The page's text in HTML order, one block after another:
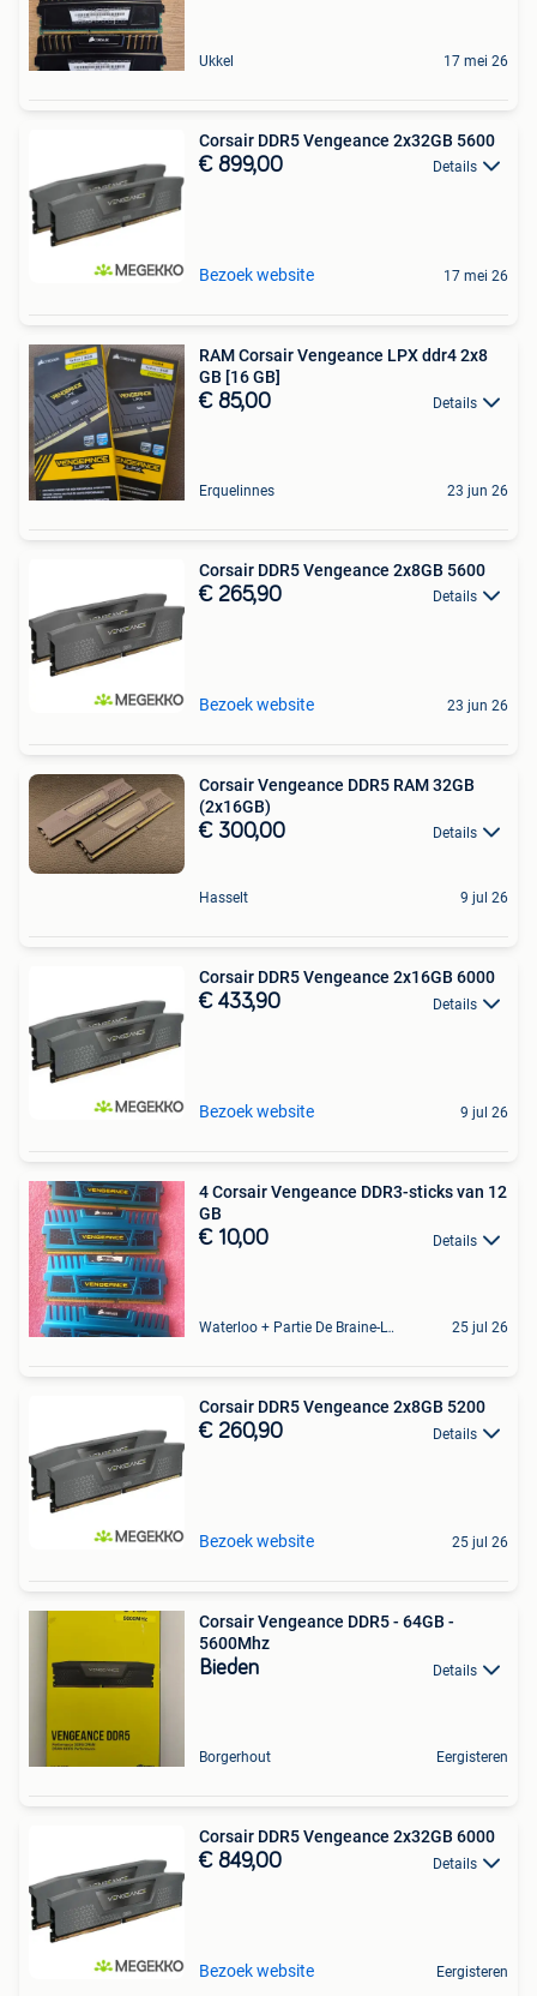
Ukkel 17 mei 26
Corsair DDR5 Vengeance 2x32GB 5600
€ 899,00 Details
Bezoek website 17 mei 26
RAM Corsair Vengeance LPX ddr4 2x8
GB [16 GB]
€ 85,00 Details
Erquelinnes 23 jun 26
Corsair DDR5 Vengeance 2x8GB 5600
€ 265,90 Details
Bezoek website 23 jun 26
Corsair Vengeance DDR5 RAM 32GB
(2x16GB)
€ 300,00 Details
Hasselt 9 jul 26
Corsair DDR5 Vengeance 2x16GB 6000
€ 433,90 Details
Bezoek website 9 jul 26
4 Corsair Vengeance DDR3-sticks van 12
GB
€ 10,00 Details
Waterloo + Partie De Braine-L'Alleud, De Ohain 25 jul 26
Corsair DDR5 Vengeance 2x8GB 5200
€ 260,90 Details
Bezoek website 25 jul 26
Corsair Vengeance DDR5 - 64GB -
5600Mhz
Bieden Details
Borgerhout Eergisteren
Corsair DDR5 Vengeance 2x32GB 6000
€ 849,00 Details
Bezoek website Eergisteren